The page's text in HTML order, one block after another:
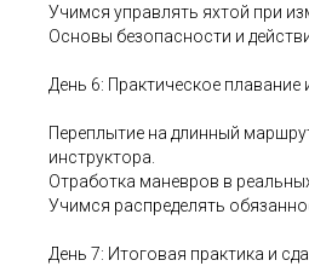
Учимся управлять яхтой при
Основы безопасности и
День 6: Практическое плавание
Переплытие на длинный
инструктора.
Отработка маневров в
Учимся распределять
День 7: Итоговая практика и